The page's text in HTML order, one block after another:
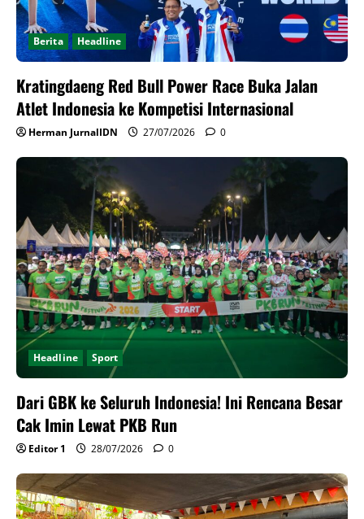
Berita Headline
Kratingdaeng Red Bull Power Race Buka Jalan
Atlet Indonesia ke Kompetisi Internasional
Herman JurnalIDN 27/07/2026 0
Headline Sport
Dari GBK ke Seluruh Indonesia! Ini Rencana Besar
Cak Imin Lewat PKB Run
Editor 1 28/07/2026 0